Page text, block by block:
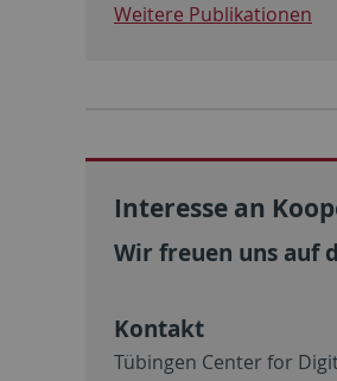
Weitere Publikationen
Interesse an
Wir freuen uns auf
Kontakt
Tübingen Center for